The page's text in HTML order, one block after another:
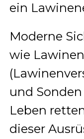
ein
Moderne
wie
und
Leben
dieser